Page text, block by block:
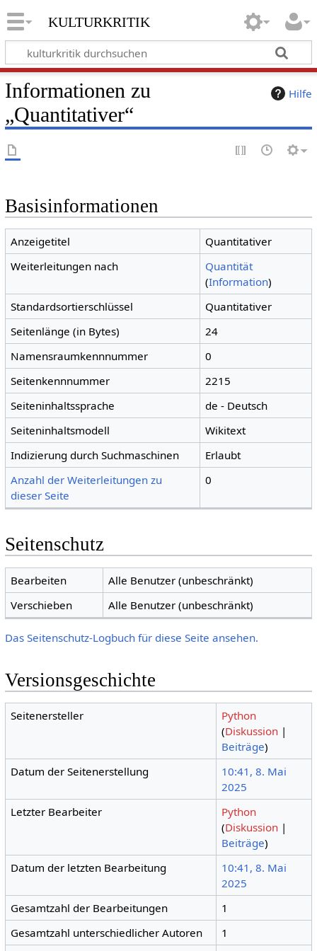
kulturkritik
Hilfe
Informationen zu
„Quantitativer“
Basisinformationen
Anzeigetitel
Quantitativer
Weiterleitungen nach
Quantität
(Information)
Standardsortierschlüssel
Quantitativer
Seitenlänge (in Bytes)
24
Namensraumkennnummer
0
Seitenkennnummer
2215
Seiteninhaltssprache
de - Deutsch
Seiteninhaltsmodell
Wikitext
Indizierung durch Suchmaschinen
Erlaubt
Anzahl der Weiterleitungen zu
dieser Seite
0
Seitenschutz
Bearbeiten
Alle Benutzer (unbeschränkt)
Verschieben
Alle Benutzer (unbeschränkt)
Das Seitenschutz-Logbuch für diese Seite ansehen.
Versionsgeschichte
Seitenersteller
Python
(Diskussion |
Beiträge)
Datum der Seitenerstellung
10:41, 8. Mai
2025
Letzter Bearbeiter
Python
(Diskussion |
Beiträge)
Datum der letzten Bearbeitung
10:41, 8. Mai
2025
Gesamtzahl der Bearbeitungen
1
Gesamtzahl unterschiedlicher Autoren
1